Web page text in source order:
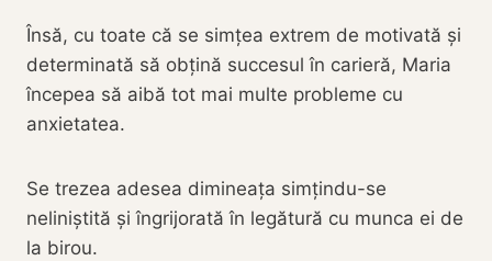
Însă, cu toate că se simțea extrem de motivată și
determinată să obțină succesul în carieră, Maria
începea să aibă tot mai multe probleme cu
anxietatea.
Se trezea adesea dimineața simțindu-se
neliniștită și îngrijorată în legătură cu munca ei de
la birou.